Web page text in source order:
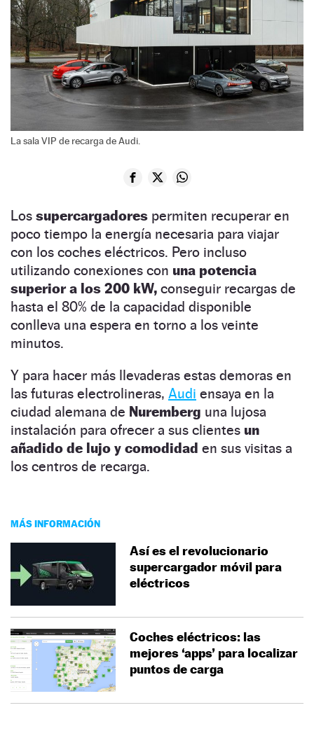
La sala VIP de recarga de Audi.
Los supercargadores permiten recuperar en
poco tiempo la energía necesaria para viajar
con los coches eléctricos. Pero incluso
utilizando conexiones con una potencia
superior a los 200 kW, conseguir recargas de
hasta el 80% de la capacidad disponible
conlleva una espera en torno a los veinte
minutos.
Y para hacer más llevaderas estas demoras en
las futuras electrolineras, Audi ensaya en la
ciudad alemana de Nuremberg una lujosa
instalación para ofrecer a sus clientes un
añadido de lujo y comodidad en sus visitas a
los centros de recarga.
MÁS INFORMACIÓN
Así es el revolucionario
supercargador móvil para
eléctricos
Coches eléctricos: las
mejores ‘apps’ para localizar
puntos de carga